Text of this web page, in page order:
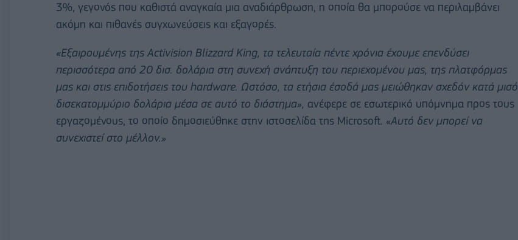
3%, γεγονός που καθιστά αναγκαία μια αναδιάρθρωση, η οποία θα μπορούσε να περιλαμβάνει
ακόμη και πιθανές συγχωνεύσεις και εξαγορές.
«Εξαιρουμένης της Activision Blizzard King, τα τελευταία πέντε χρόνια έχουμε επενδύσει
περισσότερα από 20 δισ. δολάρια στη συνεχή ανάπτυξη του περιεχομένου μας, της πλατφόρμας
μας και στις επιδοτήσεις του hardware. Ωστόσο, τα ετήσια έσοδά μας μειώθηκαν σχεδόν κατά μισό
δισεκατομμύριο δολάρια μέσα σε αυτό το διάστημα», ανέφερε σε εσωτερικό υπόμνημα προς τους
εργαζομένους, το οποίο δημοσιεύθηκε στην ιστοσελίδα της Microsoft. «Αυτό δεν μπορεί να
συνεχιστεί στο μέλλον.»